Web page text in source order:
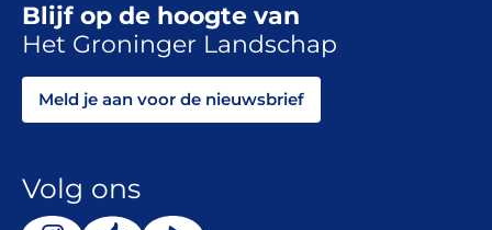
Blijf op de hoogte van
Het Groninger Landschap
Meld je aan voor de nieuwsbrief
Volg ons